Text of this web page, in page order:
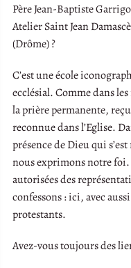
Père Jean-Baptiste
Atelier Saint Jean
(Drôme) ?
C’est une école
ecclésial. Comme dans
la prière permanente,
reconnue dans l’Eglise.
présence de Dieu qui
nous exprimons notre foi.
autorisées des
confessons : ici, avec
protestants.
Avez-vous toujours des